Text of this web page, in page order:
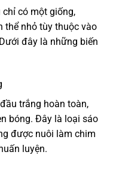
chỉ có một giống,
thể nhỏ tùy thuộc vào
đây là những biến
trắng hoàn toàn,
bóng. Đây là loại sáo
được nuôi làm chim
luyện.